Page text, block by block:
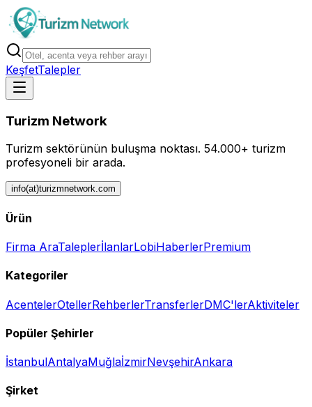
KeşfetTalepler
Turizm Network
Turizm sektörünün buluşma noktası. 54.000+ turizm
profesyoneli bir arada.
info(at)turizmnetwork.com
Ürün
Firma AraTaleplerİlanlarLobiHaberlerPremium
Kategoriler
AcentelerOtellerRehberlerTransferlerDMC'lerAktiviteler
Popüler Şehirler
İstanbulAntalyaMuğlaİzmirNevşehirAnkara
Şirket